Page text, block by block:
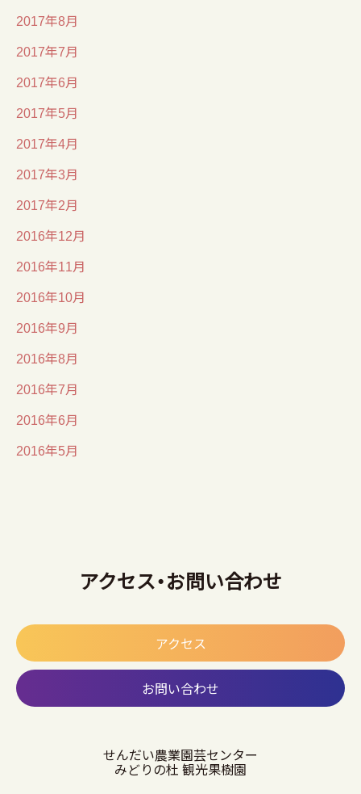
2017年8月
2017年7月
2017年6月
2017年5月
2017年4月
2017年3月
2017年2月
2016年12月
2016年11月
2016年10月
2016年9月
2016年8月
2016年7月
2016年6月
2016年5月
アクセス・お問い合わせ
アクセス
お問い合わせ
せんだい農業園芸センター
みどりの杜 観光果樹園